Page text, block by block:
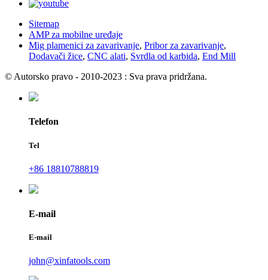
Sitemap
AMP za mobilne uređaje
Mig plamenici za zavarivanje, Pribor za zavarivanje,
Dodavači žice, CNC alati, Svrdla od karbida, End Mill
© Autorsko pravo - 2010-2023 : Sva prava pridržana.
Telefon
Tel
+86 18810788819
E-mail
E-mail
john@xinfatools.com